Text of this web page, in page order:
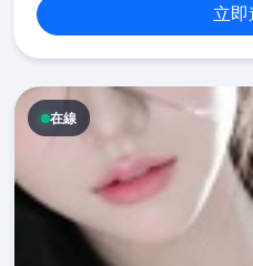
立即
在線